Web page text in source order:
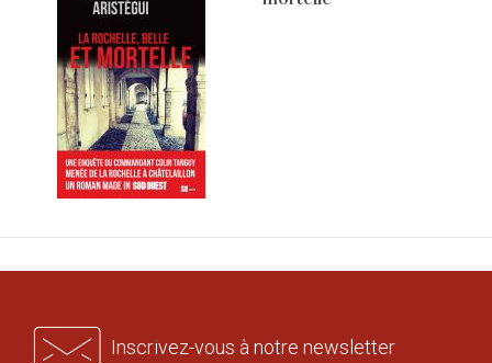
Inscrivez-vous à notre newsletter